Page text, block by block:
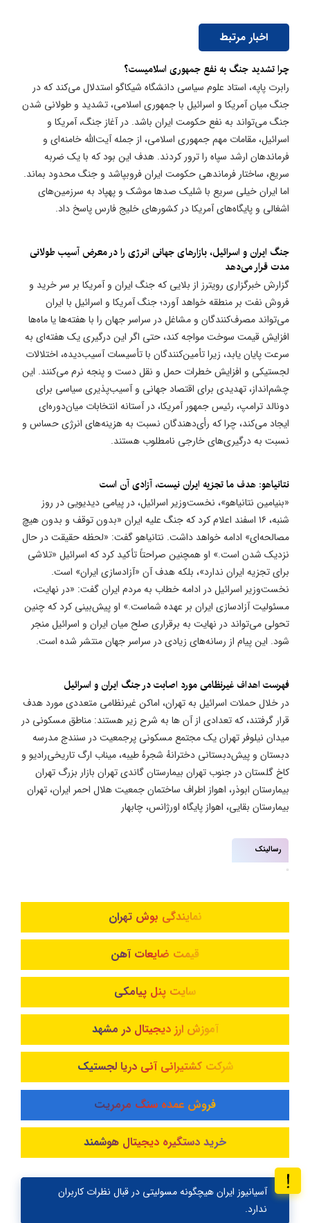
اخبار مرتبط
چرا تشدید جنگ به نفع جمهوری اسلامیست؟
رابرت پاپه، استاد علوم سیاسی دانشگاه شیکاگو استدلال می‌کند که در
جنگ میان آمریکا و اسرائیل با جمهوری اسلامی، تشدید و طولانی شدن
جنگ می‌تواند به نفع حکومت ایران باشد. در آغاز جنگ، آمریکا و
اسرائیل، مقامات مهم جمهوری اسلامی، از جمله آیت‌الله خامنه‌ای و
فرماندهان ارشد سپاه را ترور کردند. هدف این بود که با یک ضربه
سریع، ساختار فرماندهی حکومت ایران فروبپاشد و جنگ محدود بماند.
اما ایران خیلی سریع با شلیک صدها موشک و پهپاد به سرزمین‌های
اشغالی و پایگاه‌های آمریکا در کشورهای خلیج فارس پاسخ داد.
جنگ ایران و اسرائیل، بازارهای جهانی انرژی را در معرض آسیب طولانی
مدت قرار می‌دهد
گزارش خبرگزاری رویترز از بلایی که جنگ ایران و آمریکا بر سر خرید و
فروش نفت بر منطقه خواهد آورد؛ جنگ آمریکا و اسرائیل با ایران
می‌تواند مصرف‌کنندگان و مشاغل در سراسر جهان را با هفته‌ها یا ماه‌ها
افزایش قیمت سوخت مواجه کند، حتی اگر این درگیری یک هفته‌ای به
سرعت پایان یابد، زیرا تأمین‌کنندگان با تأسیسات آسیب‌دیده، اختلالات
لجستیکی و افزایش خطرات حمل و نقل دست و پنجه نرم می‌کنند. این
چشم‌انداز، تهدیدی برای اقتصاد جهانی و آسیب‌پذیری سیاسی برای
دونالد ترامپ، رئیس جمهور آمریکا، در آستانه انتخابات میان‌دوره‌ای
ایجاد می‌کند، چرا که رأی‌دهندگان نسبت به هزینه‌های انرژی حساس و
نسبت به درگیری‌های خارجی نامطلوب هستند.
​نتانیاهو: هدف ما تجزیه ایران نیست، آزادی آن است
«بنیامین نتانیاهو»، نخست‌وزیر اسرائیل، در پیامی دیدیویی در روز
شنبه، ۱۶ اسفند اعلام کرد که جنگ علیه ایران «بدون توقف و بدون هیچ
مصالحه‌ای» ادامه خواهد داشت. نتانیاهو گفت: «لحظه حقیقت در حال
نزدیک شدن است.» او همچنین صراحتاً تأکید کرد که اسرائیل «تلاشی
برای تجزیه ایران ندارد»، بلکه هدف آن «آزادسازی ایران» است.
نخست‌وزیر اسرائیل در ادامه خطاب به مردم ایران گفت: «در نهایت،
مسئولیت آزادسازی ایران بر عهده شماست.» او پیش‌بینی کرد که چنین
تحولی می‌تواند در نهایت به برقراری صلح میان ایران و اسرائیل منجر
شود. این پیام از رسانه‌های زیادی در سراسر جهان منتشر شده است.
​فهرست اهداف غیرنظامی مورد اصابت در جنگ ایران و اسرائیل
در خلال حملات اسرائیل به تهران، اماکن غیرنظامی متعددی مورد هدف
قرار گرفتند، که تعدادی از آن ها به شرح زیر هستند: مناطق مسکونی در
میدان نیلوفر تهران یک مجتمع مسکونی پرجمعیت در سنندج مدرسه
دبستان و پیش‌دبستانی دخترانهٔ شجرهٔ طیبه، میناب ارگ تاریخی‌رادیو و
کاخ گلستان در جنوب تهران بیمارستان گاندی تهران بازار بزرگ تهران
بیمارستان ابوذر، اهواز اطراف ساختمان جمعیت هلال احمر ایران، تهران
بیمارستان بقایی، اهواز پایگاه اورژانس، چابهار
رسالینک
نمایندگی بوش تهران
قیمت ضایعات آهن
سایت پنل پیامکی
آموزش ارز دیجیتال در مشهد
شرکت کشتیرانی آنی دریا لجستیک
فروش عمده سنگ مرمریت
خرید دستگیره دیجیتال هوشمند
آسیانیوز ایران هیچگونه مسولیتی در قبال نظرات کاربران
ندارد.